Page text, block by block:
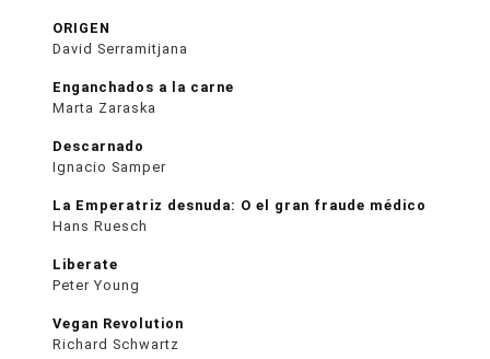
ORIGEN
David Serramitjana
Enganchados a la carne
Marta Zaraska
Descarnado
Ignacio Samper
La Emperatriz desnuda: O el gran fraude médico
Hans Ruesch
Liberate
Peter Young
Vegan Revolution
Richard Schwartz